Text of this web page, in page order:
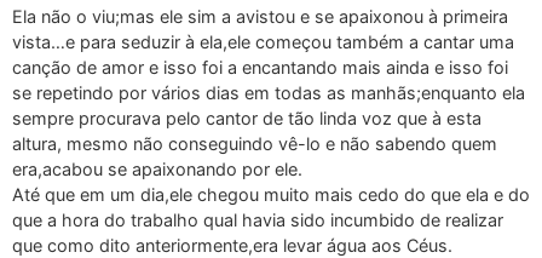
Ela não o viu;mas ele sim a avistou e se apaixonou à primeira
vista…e para seduzir à ela,ele começou também a cantar uma
canção de amor e isso foi a encantando mais ainda e isso foi
se repetindo por vários dias em todas as manhãs;enquanto ela
sempre procurava pelo cantor de tão linda voz que à esta
altura, mesmo não conseguindo vê-lo e não sabendo quem
era,acabou se apaixonando por ele.
Até que em um dia,ele chegou muito mais cedo do que ela e do
que a hora do trabalho qual havia sido incumbido de realizar
que como dito anteriormente,era levar água aos Céus.